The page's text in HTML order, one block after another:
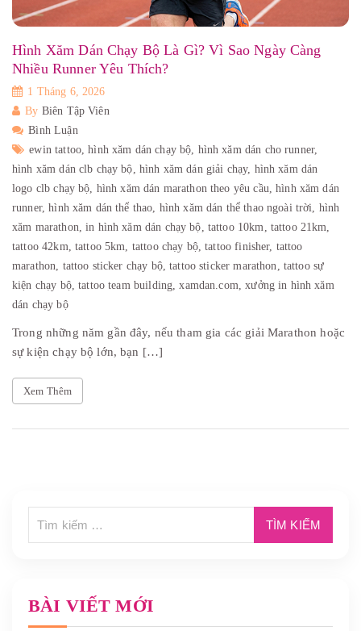
Hình Xăm Dán Chạy Bộ Là Gì? Vì Sao Ngày Càng
Nhiều Runner Yêu Thích?
1 Tháng 6, 2026
By Biên Tập Viên
Bình Luận
ewin tattoo,hình xăm dán chạy bộ, hình xăm dán cho runner,
hình xăm dán clb chạy bộ, hình xăm dán giải chạy, hình xăm dán
logo clb chạy bộ, hình xăm dán marathon theo yêu cầu,hình xăm dán
runner,hình xăm dán thể thao, hình xăm dán thể thao ngoài trời, hình
xăm marathon,in hình xăm dán chạy bộ, tattoo 10km, tattoo 21km,
tattoo 42km, tattoo 5km, tattoo chạy bộ,tattoo finisher, tattoo
marathon, tattoo sticker chạy bộ,tattoo sticker marathon, tattoo sự
kiện chạy bộ,tattoo team building,xamdan.com,xưởng in hình xăm
dán chạy bộ
Trong những năm gần đây, nếu tham gia các giải Marathon hoặc
sự kiện chạy bộ lớn, bạn […]
Xem Thêm
BÀI VIẾT MỚI